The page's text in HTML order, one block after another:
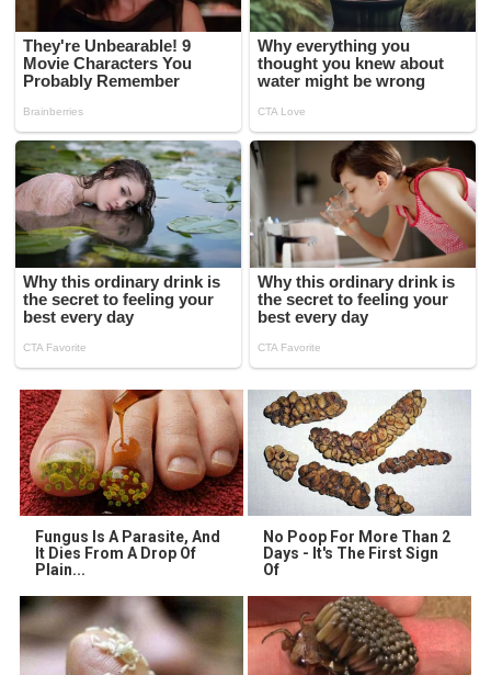
Fungus Is A Parasite, And
It Dies From A Drop Of
Plain...
No Poop For More Than 2
Days - It's The First Sign
Of